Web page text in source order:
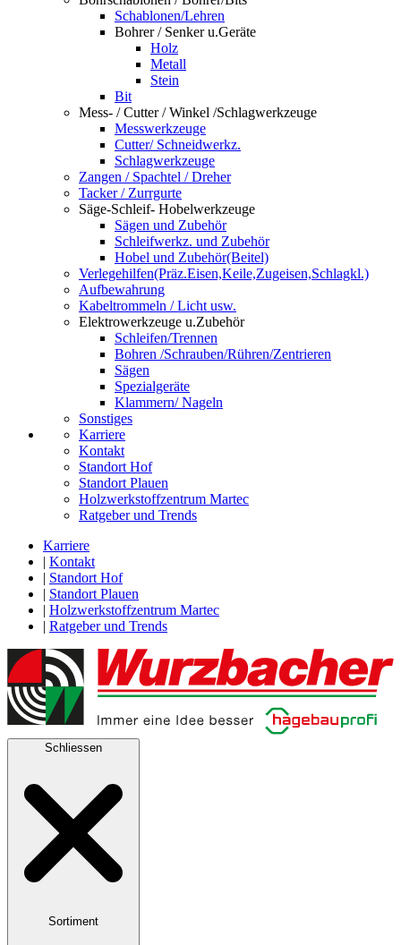
Schablonen/Lehren
Bohrer / Senker u.Geräte
Holz
Metall
Stein
Bit
Mess- / Cutter / Winkel /Schlagwerkzeuge
Messwerkzeuge
Cutter/ Schneidwerkz.
Schlagwerkzeuge
Zangen / Spachtel / Dreher
Tacker / Zurrgurte
Säge-Schleif- Hobelwerkzeuge
Sägen und Zubehör
Schleifwerkz. und Zubehör
Hobel und Zubehör(Beitel)
Verlegehilfen(Präz.Eisen,Keile,Zugeisen,Schlagkl.)
Aufbewahrung
Kabeltrommeln / Licht usw.
Elektrowerkzeuge u.Zubehör
Schleifen/Trennen
Bohren /Schrauben/Rühren/Zentrieren
Sägen
Spezialgeräte
Klammern/ Nageln
Sonstiges
Karriere
Kontakt
Standort Hof
Standort Plauen
Holzwerkstoffzentrum Martec
Ratgeber und Trends
Karriere
| Kontakt
| Standort Hof
| Standort Plauen
| Holzwerkstoffzentrum Martec
| Ratgeber und Trends
Schliessen
Sortiment